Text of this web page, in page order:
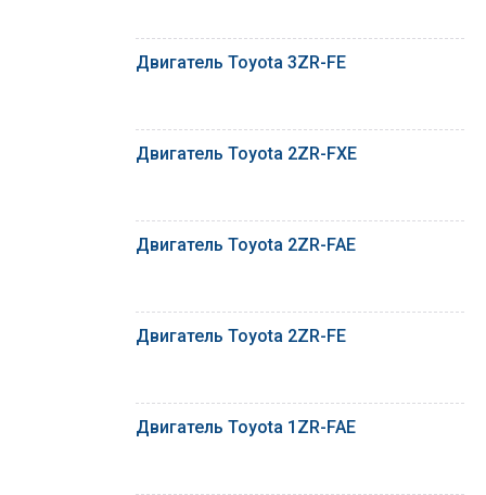
Двигатель Toyota 3ZR-FE
Двигатель Toyota 2ZR-FXE
Двигатель Toyota 2ZR-FAE
Двигатель Toyota 2ZR-FE
Двигатель Toyota 1ZR-FAE